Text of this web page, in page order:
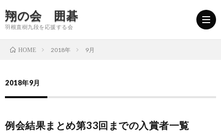
翔の会 囲碁
羽根直樹九段を応援する会
の
会
HOME 2018年 9月
2018年9月
例会結果まとめ第33回までの入賞者一覧